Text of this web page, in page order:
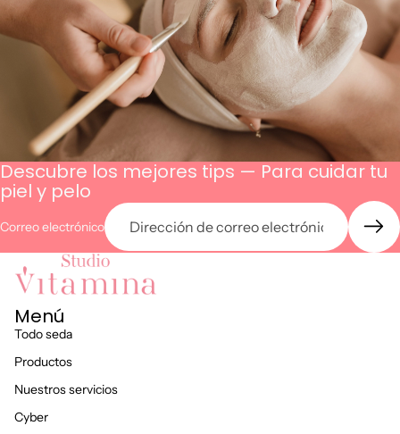
Descubre los mejores tips — Para cuidar tu
piel y pelo
Correo electrónico
Menú
Todo seda
Productos
Nuestros servicios
Cyber